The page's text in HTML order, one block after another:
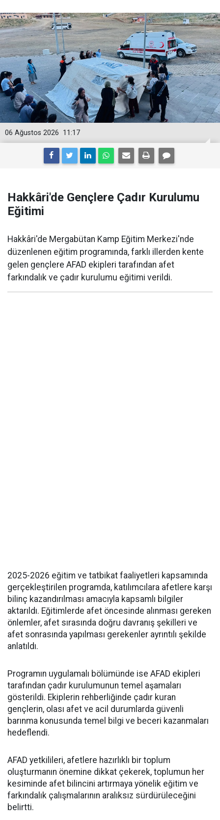
11:17
06 Ağustos 2026
Hakkâri'de Gençlere Çadır Kurulumu
Eğitimi
Hakkâri'de Mergabütan Kamp Eğitim Merkezi'nde
düzenlenen eğitim programında, farklı illerden kente
gelen gençlere AFAD ekipleri tarafından afet
farkındalık ve çadır kurulumu eğitimi verildi.
2025-2026 eğitim ve tatbikat faaliyetleri kapsamında
gerçekleştirilen programda, katılımcılara afetlere karşı
bilinç kazandırılması amacıyla kapsamlı bilgiler
aktarıldı. Eğitimlerde afet öncesinde alınması gereken
önlemler, afet sırasında doğru davranış şekilleri ve
afet sonrasında yapılması gerekenler ayrıntılı şekilde
anlatıldı.
Programın uygulamalı bölümünde ise AFAD ekipleri
tarafından çadır kurulumunun temel aşamaları
gösterildi. Ekiplerin rehberliğinde çadır kuran
gençlerin, olası afet ve acil durumlarda güvenli
barınma konusunda temel bilgi ve beceri kazanmaları
hedeflendi.
AFAD yetkilileri, afetlere hazırlıklı bir toplum
oluşturmanın önemine dikkat çekerek, toplumun her
kesiminde afet bilincini artırmaya yönelik eğitim ve
farkındalık çalışmalarının aralıksız sürdürüleceğini
belirtti.